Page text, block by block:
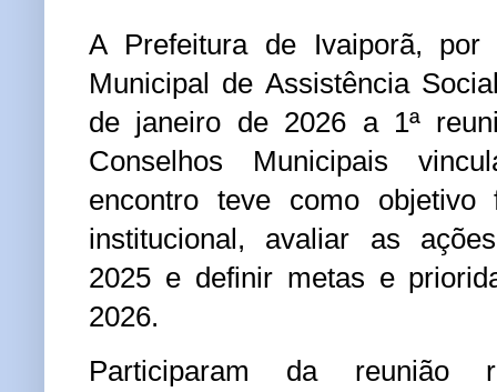
A Prefeitura de Ivaiporã, por
Municipal de Assistência
de janeiro de 2026 a 1ª
Conselhos Municipais
encontro teve como objetivo
institucional, avaliar as
2025 e definir metas e
2026.
Participaram da reunião